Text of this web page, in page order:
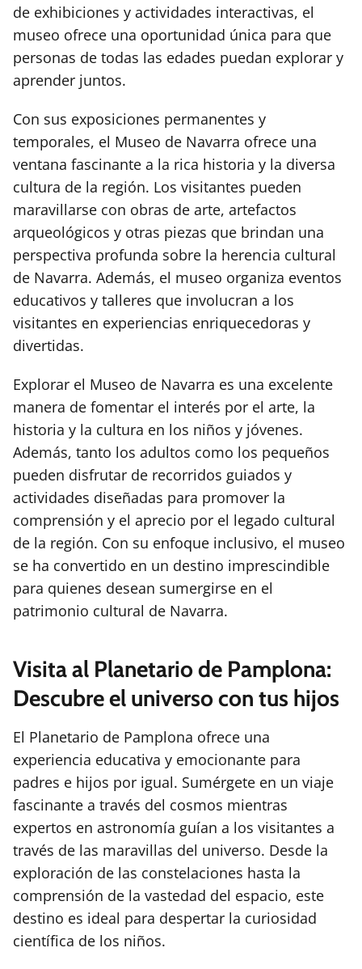
de exhibiciones y actividades interactivas, el
museo ofrece una oportunidad única para que
personas de todas las edades puedan explorar y
aprender juntos.
Con sus exposiciones permanentes y
temporales, el Museo de Navarra ofrece una
ventana fascinante a la rica historia y la diversa
cultura de la región. Los visitantes pueden
maravillarse con obras de arte, artefactos
arqueológicos y otras piezas que brindan una
perspectiva profunda sobre la herencia cultural
de Navarra. Además, el museo organiza eventos
educativos y talleres que involucran a los
visitantes en experiencias enriquecedoras y
divertidas.
Explorar el Museo de Navarra es una excelente
manera de fomentar el interés por el arte, la
historia y la cultura en los niños y jóvenes.
Además, tanto los adultos como los pequeños
pueden disfrutar de recorridos guiados y
actividades diseñadas para promover la
comprensión y el aprecio por el legado cultural
de la región. Con su enfoque inclusivo, el museo
se ha convertido en un destino imprescindible
para quienes desean sumergirse en el
patrimonio cultural de Navarra.
Visita al Planetario de Pamplona:
Descubre el universo con tus hijos
El Planetario de Pamplona ofrece una
experiencia educativa y emocionante para
padres e hijos por igual. Sumérgete en un viaje
fascinante a través del cosmos mientras
expertos en astronomía guían a los visitantes a
través de las maravillas del universo. Desde la
exploración de las constelaciones hasta la
comprensión de la vastedad del espacio, este
destino es ideal para despertar la curiosidad
científica de los niños.